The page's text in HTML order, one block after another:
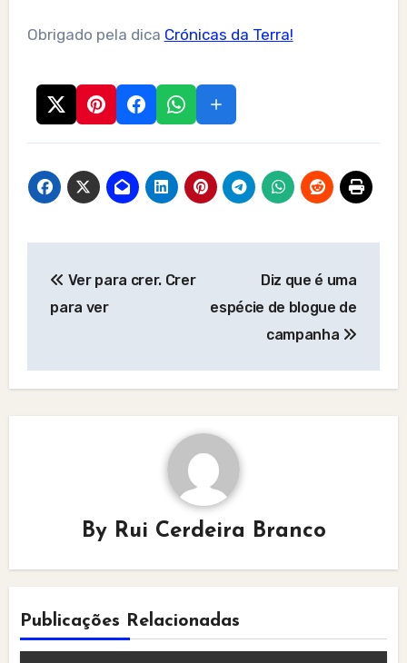
Obrigado pela dica Crónicas da Terra!
navigation
Ver para crer. Crer
para ver
Diz que é uma
espécie de blogue de
campanha
By Rui Cerdeira Branco
Publicações Relacionadas